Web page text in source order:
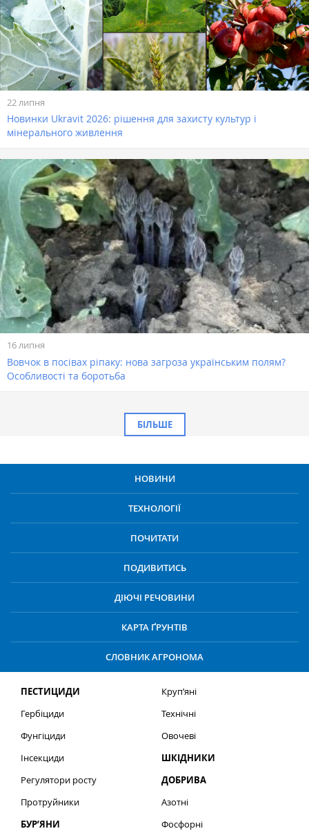
22 липня
Новинки Ukravit 2026: рішення для захисту культур і
мінерального живлення
16 липня
Вовчок в посівах ріпаку: нова загроза українським полям?
Особливості та боротьба
БІЛЬШЕ
НОВИНИ
ТЕХНОЛОГІЇ
ПОЧИТАТИ
ПОДИВИТИСЬ
ДІЮЧІ РЕЧОВИНИ
КАРТА ҐРУНТІВ
СЛОВНИК АГРОНОМА
ПЕСТИЦИДИ
Гербіциди
Фунгіциди
Інсекциди
Регулятори росту
Протруйники
БУР’ЯНИ
Круп’яні
Технічні
Овочеві
ШКІДНИКИ
ДОБРИВА
Азотні
Фосфорні